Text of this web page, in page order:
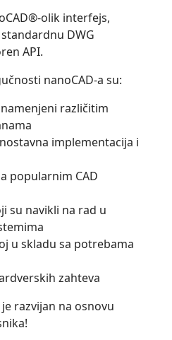
olik interfejs,
DWG
API.
nanoCAD-a su:
različitim
implementacija i
popularnim CAD
su navikli na rad u
u skladu sa potrebama
zahteva
razvijan na osnovu